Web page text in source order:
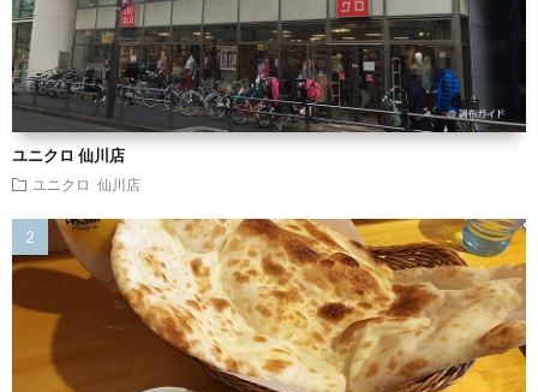
ユニクロ 仙川店
ユニクロ 仙川店